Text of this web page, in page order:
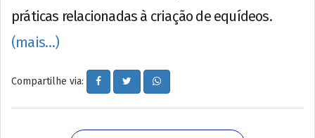
práticas relacionadas à criação de equídeos.
(mais…)
Compartilhe via: